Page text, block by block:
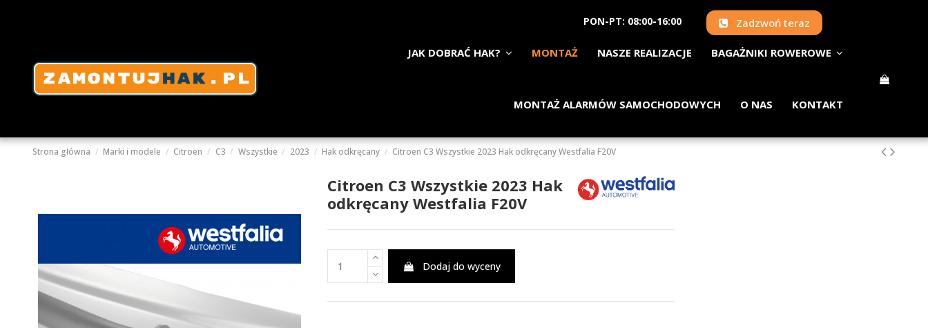
PON-PT: 08:00-16:00 Zadzwoń teraz
JAK DOBRAĆ HAK? MONTAŻ NASZE REALIZACJE BAGAŻNIKI ROWEROWE
MONTAŻ ALARMÓW SAMOCHODOWYCH O NAS KONTAKT
Strona główna Marki i modele Citroen C3 Wszystkie 2023 Hak odkręcany Citroen C3 Wszystkie 2023 Hak odkręcany Westfalia F20V
Citroen C3 Wszystkie 2023 Hak
odkręcany Westfalia F20V
Dodaj do wyceny